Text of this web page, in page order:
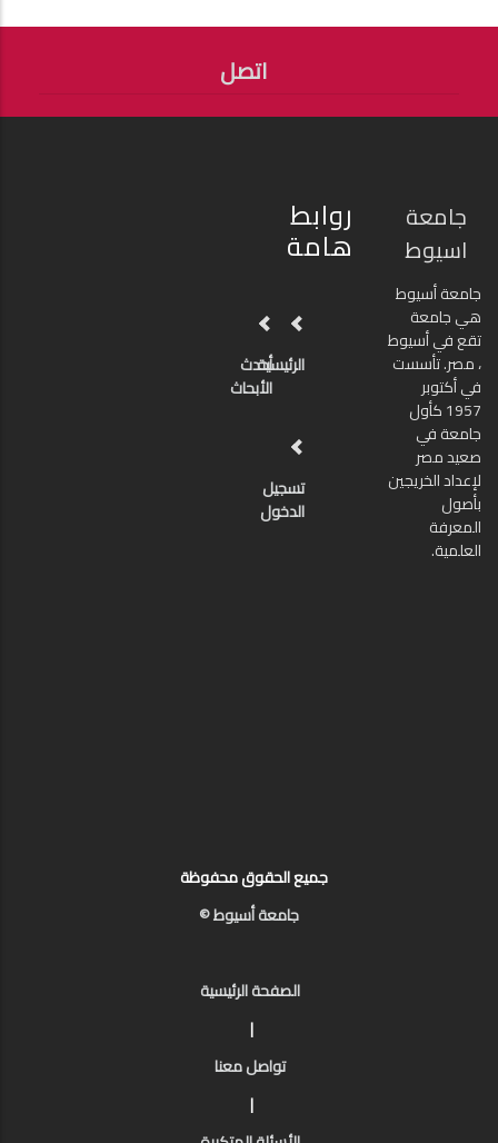
View details
الجامعي 2021/2022
FOOTER
اتصل
جامعة
اسيوط
جامعة أسيوط
هي جامعة
تقع في أسيوط
، مصر. تأسست
في أكتوبر
1957 كأول
جامعة في
صعيد مصر
لإعداد الخريجين
بأصول
المعرفة
العلمية.
روابط
هامة
الرئيسيةأحدث
الأبحاث
تسجيل
الدخول
جميع الحقوق محفوظة
جامعة أسيوط ©
الصفحة الرئيسية
|
تواصل معنا
|